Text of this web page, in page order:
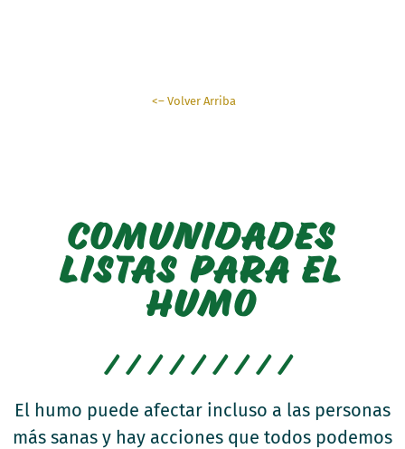
<– Volver Arriba
COMUNIDADES
LISTAS PARA EL
HUMO
/////////
El humo puede afectar incluso a las personas
más sanas y hay acciones que todos podemos